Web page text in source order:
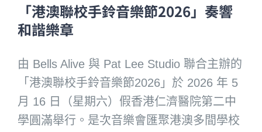
「港澳聯校手鈴音樂節2026」奏響
和諧樂章
由 Bells Alive 與 Pat Lee Studio 聯合主辦的
「港澳聯校手鈴音樂節2026」於 2026 年 5
月 16 日（星期六）假香港仁濟醫院第二中
學圓滿舉行。是次音樂會匯聚港澳多間學校